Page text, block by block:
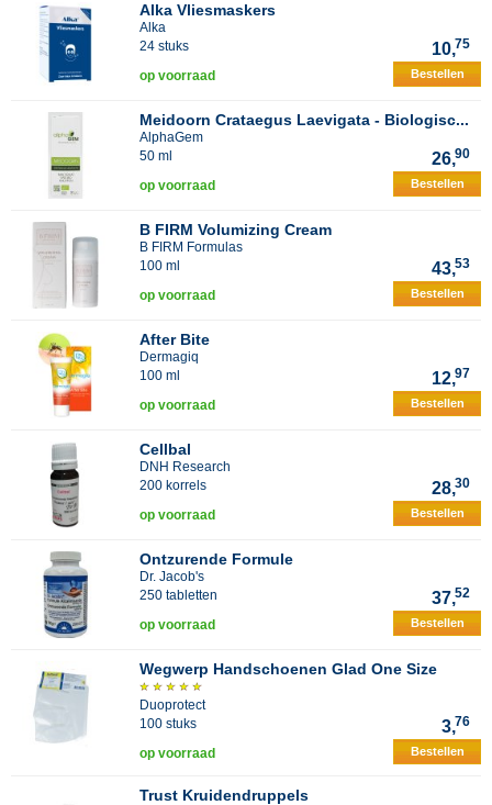
Alka Vliesmaskers
Alka
24 stuks
10,75
op voorraad Bestellen
Meidoorn Crataegus Laevigata - Biologisc...
AlphaGem
50 ml
26,90
op voorraad Bestellen
B FIRM Volumizing Cream
B FIRM Formulas
100 ml
43,53
op voorraad Bestellen
After Bite
Dermagiq
100 ml
12,97
op voorraad Bestellen
Cellbal
DNH Research
200 korrels
28,30
op voorraad Bestellen
Ontzurende Formule
Dr. Jacob's
250 tabletten
37,52
op voorraad Bestellen
Wegwerp Handschoenen Glad One Size
Duoprotect
100 stuks
3,76
op voorraad Bestellen
Trust Kruidendruppels